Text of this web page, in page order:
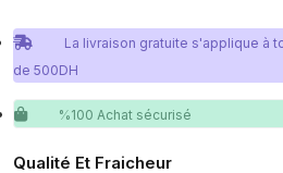
La livraison gratuite s'applique à
de 500DH
%100 Achat sécurisé
Qualité Et Fraicheur